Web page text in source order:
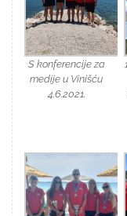
S konferencije za
medije u Vinišću
4.6.2021.